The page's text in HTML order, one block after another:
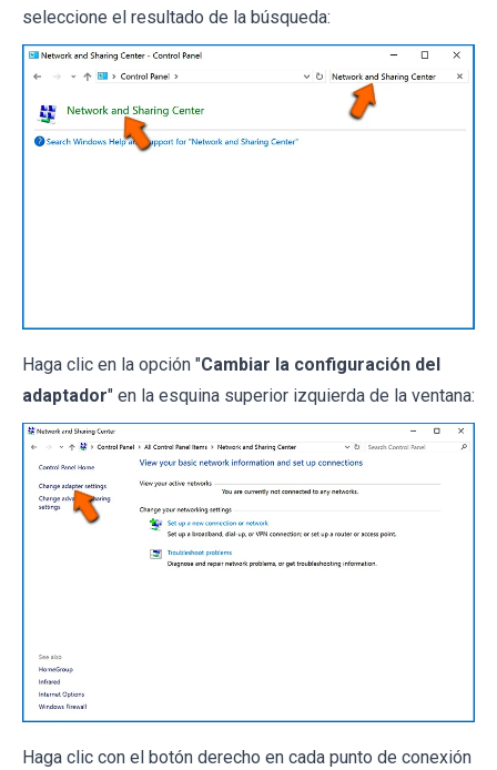
seleccione el resultado de la búsqueda:
Haga clic en la opción "Cambiar la configuración del
adaptador" en la esquina superior izquierda de la ventana:
Haga clic con el botón derecho en cada punto de conexión